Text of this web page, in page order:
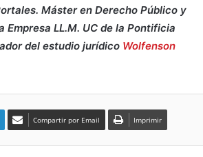
Máster en Derecho Público y
LL.M. UC de la Pontificia
del estudio jurídico Wolfenson
Compartir por Email Imprimir